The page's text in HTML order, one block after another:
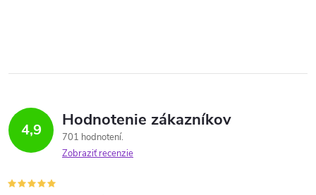
4,9 Hodnotenie zákazníkov
701 hodnotení
Zobraziť recenzie